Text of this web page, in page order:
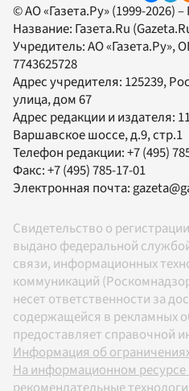
© АО «Газета.Ру» (1999-2026)
Название: Газета.Ru
Учредитель:АО «Газета.Ру»,
7743625728
Адрес учредителя: 125239,
улица, дом 67
Адрес редакции и издателя:
Варшавское шоссе, д.9, стр.1
Телефон редакции:+7 (495)
Факс:+7 (495) 785-17-01
Электронная почта:
Свидетельство о
выдано федеральной
связи, информационных
коммуникаций
несет ответственности за
содержащейся в рекламных
предоставляет справочной
Информация об
На информационном